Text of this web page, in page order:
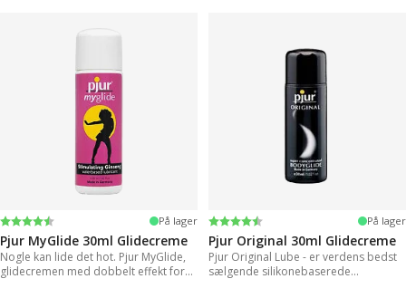
Vurdering:
4.2 ud af 5 stjerner På lager
Pjur MyGlide 30ml Glidecreme
Nogle kan lide det hot. Pjur MyGlide,
glidecremen med dobbelt effekt for
Vurdering:
4.2 ud af 5 stjerner På lager
Pjur Original 30ml Glidecreme
Pjur Original Lube - er verdens bedst
sælgende silikonebaserede